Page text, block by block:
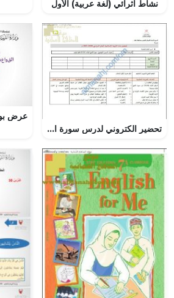
نشاط اثرائي (لغة عربية) الأول
تحضير الكتروني لدرس سورة الحج الآيات (26-33) تلاوة وفهم (تربية اسلامية) الثامن